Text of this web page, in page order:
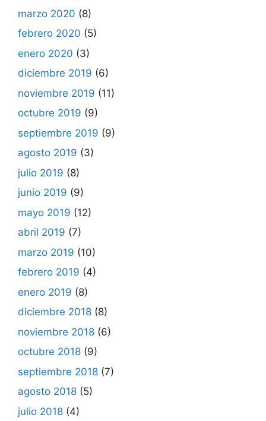
marzo 2020 (8)
febrero 2020 (5)
enero 2020 (3)
diciembre 2019 (6)
noviembre 2019 (11)
octubre 2019 (9)
septiembre 2019 (9)
agosto 2019 (3)
julio 2019 (8)
junio 2019 (9)
mayo 2019 (12)
abril 2019 (7)
marzo 2019 (10)
febrero 2019 (4)
enero 2019 (8)
diciembre 2018 (8)
noviembre 2018 (6)
octubre 2018 (9)
septiembre 2018 (7)
agosto 2018 (5)
julio 2018 (4)